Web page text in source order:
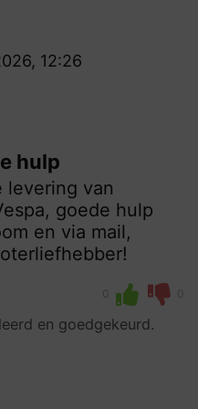
12:26
hulp
levering van
goede hulp
en via mail,
0 0
en goedgekeurd.